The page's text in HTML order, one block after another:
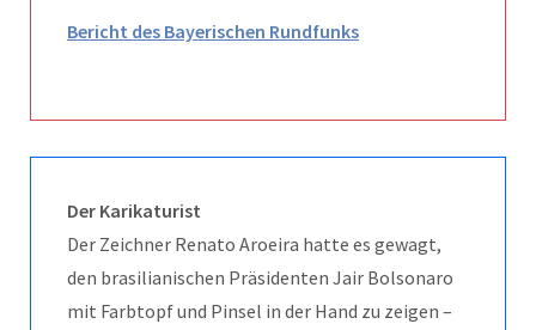
Bericht des Bayerischen Rundfunks
Der Karikaturist
Der Zeichner Renato Aroeira hatte es gewagt,
den brasilianischen Präsidenten Jair Bolsonaro
mit Farbtopf und Pinsel in der Hand zu zeigen –